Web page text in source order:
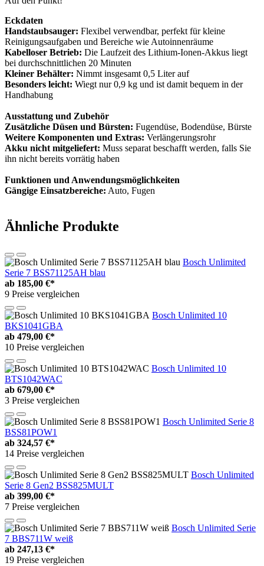
Eckdaten
Handstaubsauger: Flexibel verwendbar, perfekt für kleine
Reinigungsaufgaben und Bereiche wie Autoinnenräume
Kabelloser Betrieb: Die Laufzeit des Lithium-Ionen-Akkus liegt
bei durchschnittlichen 20 Minuten
Kleiner Behälter: Nimmt insgesamt 0,5 Liter auf
Besonders leicht: Wiegt nur 0,9 kg und ist damit bequem in der
Handhabung
Ausstattung und Zubehör
Zusätzliche Düsen und Bürsten: Fugendüse, Bodendüse, Bürste
Weitere Komponenten und Extras: Verlängerungsrohr
Akku nicht mitgeliefert: Muss separat beschafft werden, falls Sie
ihn nicht bereits vorrätig haben
Funktionen und Anwendungsmöglichkeiten
Gängige Einsatzbereiche: Auto, Fugen
Ähnliche Produkte
Bosch Unlimited
Serie 7 BSS71125AH blau
ab 185,00 €*
9 Preise vergleichen
Bosch Unlimited 10
BKS1041GBA
ab 479,00 €*
10 Preise vergleichen
Bosch Unlimited 10
BTS1042WAC
ab 679,00 €*
3 Preise vergleichen
Bosch Unlimited Serie 8
BSS81POW1
ab 324,57 €*
14 Preise vergleichen
Bosch Unlimited
Serie 8 Gen2 BSS825MULT
ab 399,00 €*
7 Preise vergleichen
Bosch Unlimited Serie
7 BBS711W weiß
ab 247,13 €*
19 Preise vergleichen